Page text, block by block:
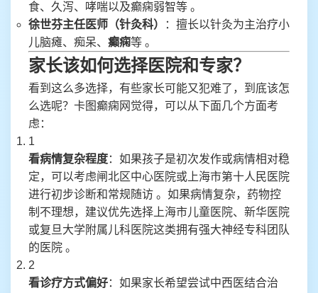
食、久泻、哮喘以及癫痫弱智等 。
徐世芬主任医师（针灸科）
：擅长以针灸为主治疗小
儿脑瘫、痴呆、 癫痫等 。
家长该如何选择医院和专家？
看到这么多选择，有些家长可能又犯难了，到底该怎
么选呢？卡图癫痫网觉得，可以从下面几个方面考
虑：
1
看病情复杂程度：如果孩子是初次发作或病情相对稳
定，可以考虑闸北区中心医院或上海市第十人民医院
进行初步诊断和常规随访 。如果病情复杂，药物控
制不理想，建议优先选择上海市儿童医院、新华医院
或复旦大学附属儿科医院这类拥有强大神经专科团队
的医院 。
2
看诊疗方式偏好：如果家长希望尝试中西医结合治